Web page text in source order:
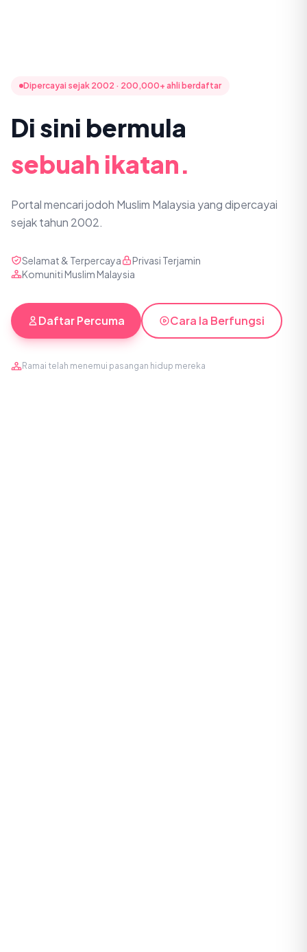
Dipercayai sejak 2002 · 200,000+ ahli berdaftar
Di sini bermula
sebuah ikatan.
Portal mencari jodoh Muslim Malaysia yang dipercayai
sejak tahun 2002.
Selamat & Terpercaya
Privasi Terjamin
Komuniti Muslim Malaysia
Daftar Percuma Cara Ia Berfungsi
Ramai telah menemui pasangan hidup mereka